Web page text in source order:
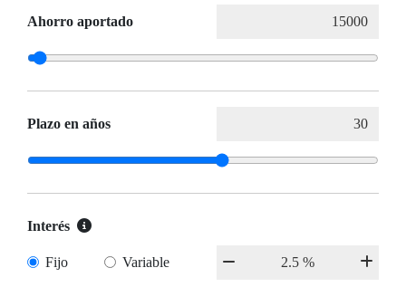
Ahorro aportado
Plazo en años
Interés
Fijo Variable